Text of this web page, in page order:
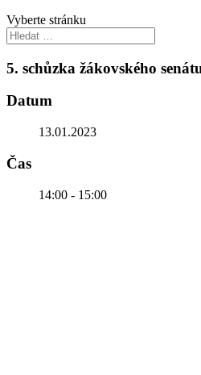
Vyberte stránku
5. schůzka žákovského
Datum
13.01.2023
Čas
14:00 - 15:00